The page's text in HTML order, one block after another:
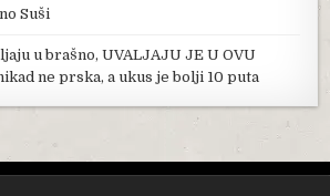
Suši
u brašno, UVALJAJU JE U OVU
ne prska, a ukus je bolji 10 puta